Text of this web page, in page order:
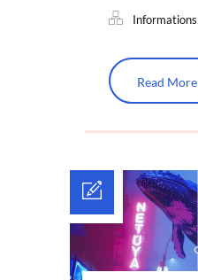
Informations
Read More